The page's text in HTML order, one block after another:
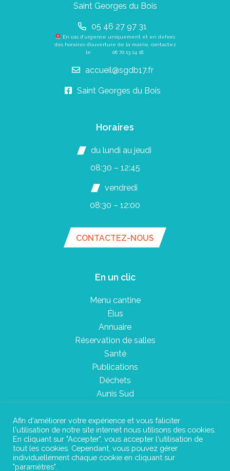
Saint Georges du Bois
05 46 27 97 31
En cas d’urgence uniquement et en dehors
des horaires d’ouverture de la mairie, contactez
le 06 70 13 14 18
accueil@sgdb17.fr
Saint Georges du Bois
Horaires
du lundi au jeudi
08:30 – 12:45
vendredi
08:30 – 12:00
CONTACTEZ-NOUS
En un clic
Menu cantine
Élus
Annuaire
Réservation de salles
Santé
Publications
Déchets
Aunis Sud
Plan du site
Mentions légales
Afin d'améliorer votre expérience et vous faliciter
l'utilisation de notre site internet nous utilisons des cookies.
En cliquant sur "Accepter", vous accepter l'utilisation de
tout les cookies. Cependant, vous pouvez gérer
individuellement chaque cookie en cliquant sur
"paramètres".